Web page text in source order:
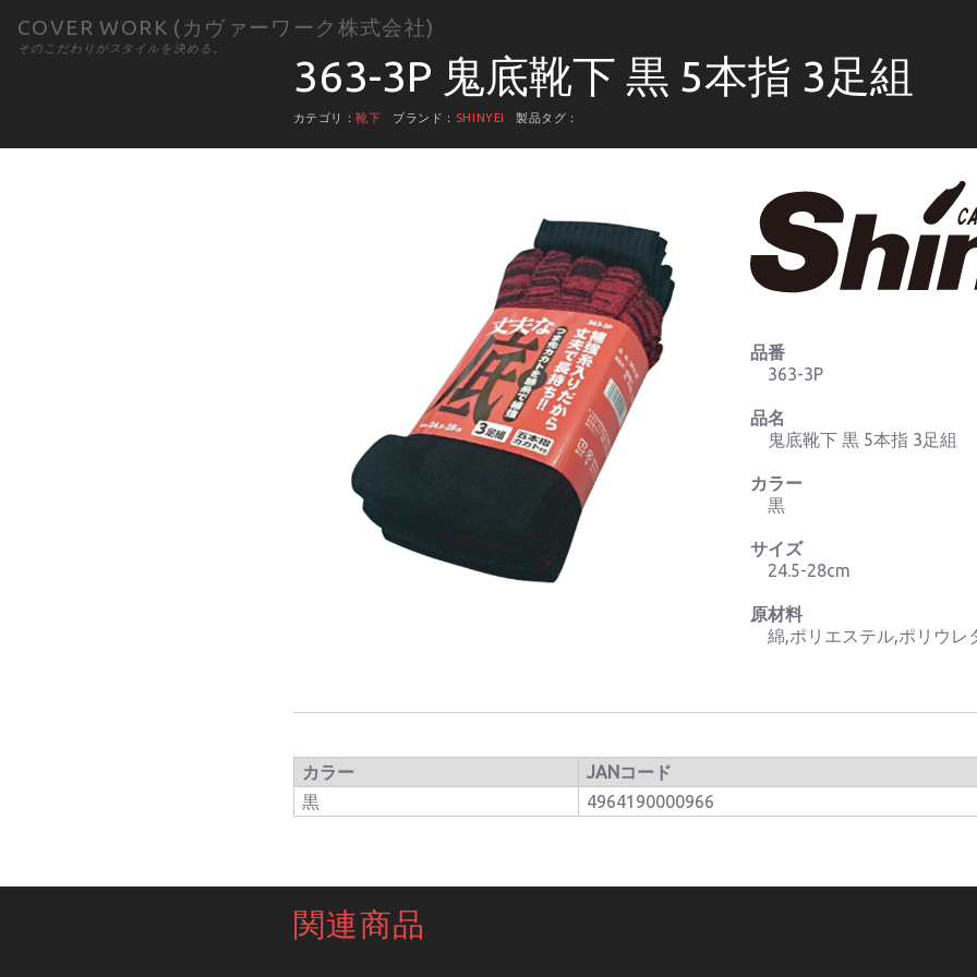
COVER WORK (カヴァーワーク株式会社)
そのこだわりがスタイルを決める。
363-3P 鬼底靴下 黒 5本指 3足組
カテゴリ：靴下 ブランド： SHINYEI 製品タグ：
品番
363-3P
品名
鬼底靴下 黒 5本指 3足組
カラー
黒
サイズ
24.5-28cm
原材料
綿,ポリエステル,ポリウレ
カラー
JANコード
黒
4964190000966
関連商品